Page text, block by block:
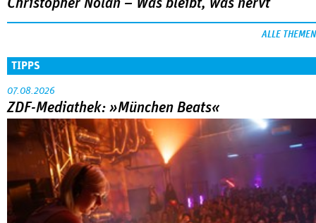
Christopher Nolan – Was bleibt, was nervt
ALLE THEMEN
TIPPS
07.08.2026
ZDF-Mediathek: »München Beats«